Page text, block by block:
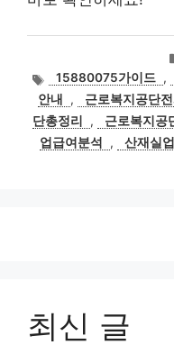
태
그
15880075가이드 ,
안내
, 근로복지공단
단총정리
, 근로복지공
업급여분석
, 산재실
최신 글